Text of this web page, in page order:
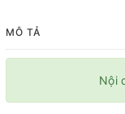
MÔ TẢ
Nội